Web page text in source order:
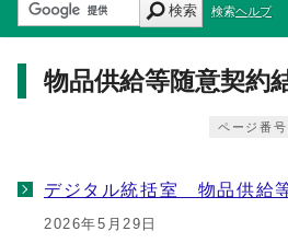
検索 検索ヘルプ
物品供給等随意契約
ページ番
デジタル統括室 物品供給
2026年5月29日